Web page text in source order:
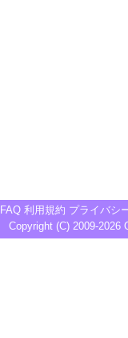
FAQ 利用規約 プライバシ
Copyright (C) 2009-2026